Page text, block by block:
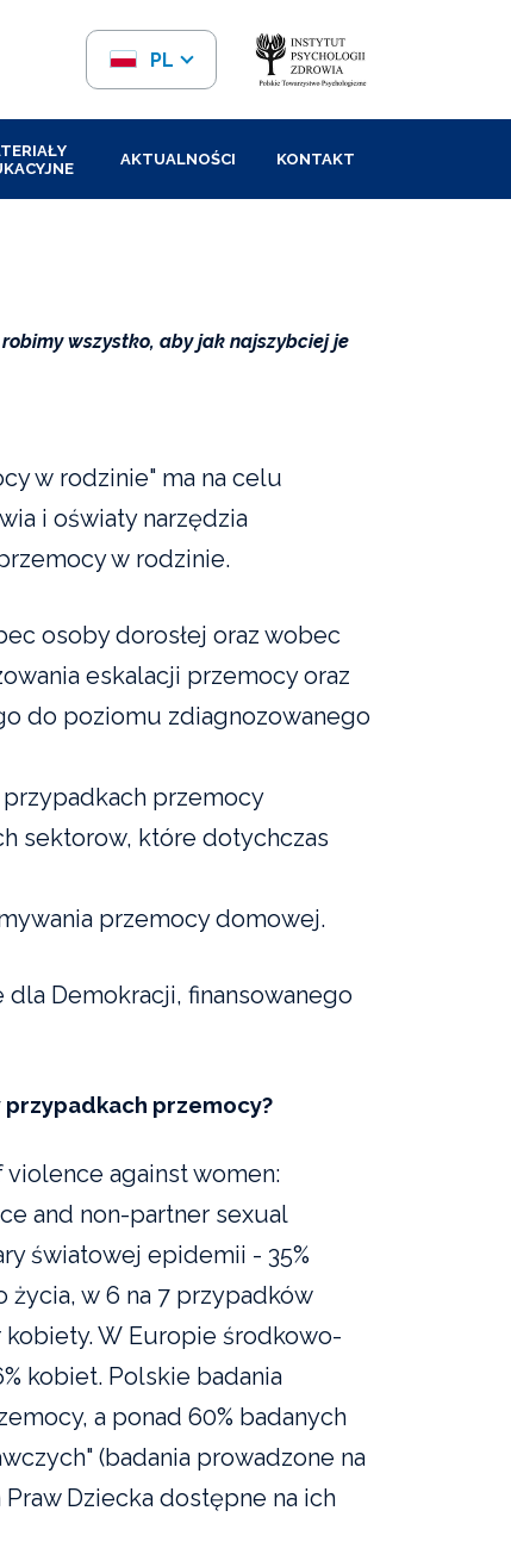
PL
EN
AKTUALNOŚCI KONTAKT
wszystko, aby jak najszybciej je
w rodzinie" ma na celu
i oświaty narzędzia
w rodzinie.
osoby dorosłej oraz wobec
eskalacji przemocy oraz
do poziomu zdiagnozowanego
przemocy
sektorow, które dotychczas
przemocy domowej.
Demokracji, finansowanego
przemocy?
against women:
and non-partner sexual
światowej epidemii - 35%
w 6 na 7 przypadków
W Europie środkowo-
kobiet. Polskie badania
a ponad 60% badanych
(badania prowadzone na
Dziecka dostępne na ich